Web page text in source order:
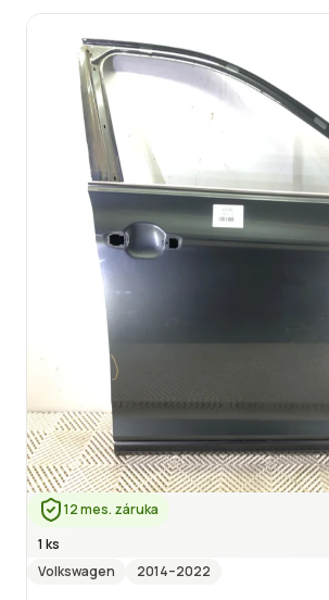
12 mes. záruka
1 ks
Volkswagen
2014–2022